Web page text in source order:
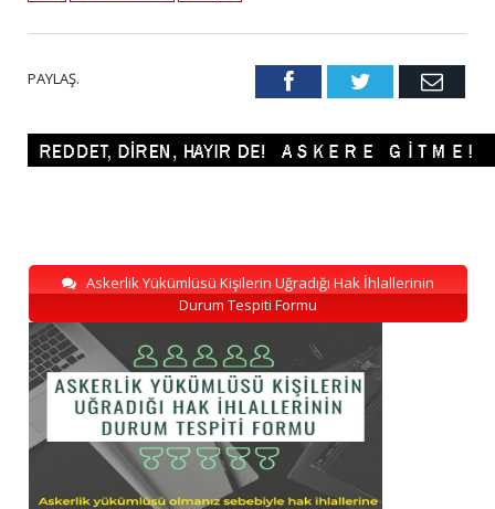
PAYLAŞ. FacebookTwitter Email
Askerlik Yükümlüsü Kişilerin Uğradığı Hak İhlallerinin
Durum Tespiti Formu